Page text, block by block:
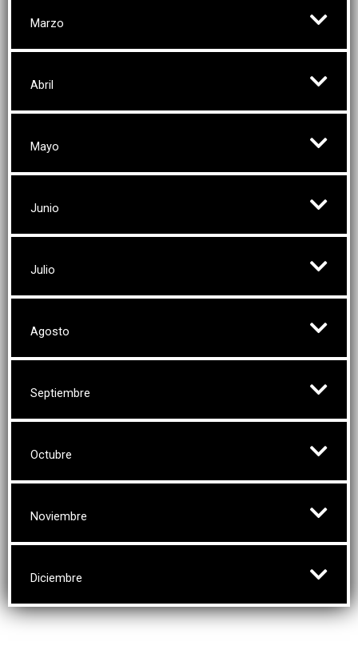
Marzo
Abril
Mayo
Junio
Julio
Agosto
Septiembre
Octubre
Noviembre
Diciembre